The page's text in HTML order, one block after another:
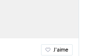
J'aime